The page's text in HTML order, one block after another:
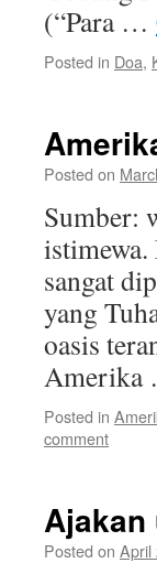
(“Para …
Posted in Doa,
Posted on
Sumber:
sangat
yang
oasis
Posted in
comment
Ajakan
Posted on April